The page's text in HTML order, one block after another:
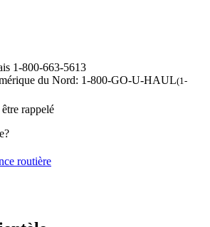
1-800-663-5613
du Nord: 1-800-GO-U-HAUL(1-
rappelé
routière